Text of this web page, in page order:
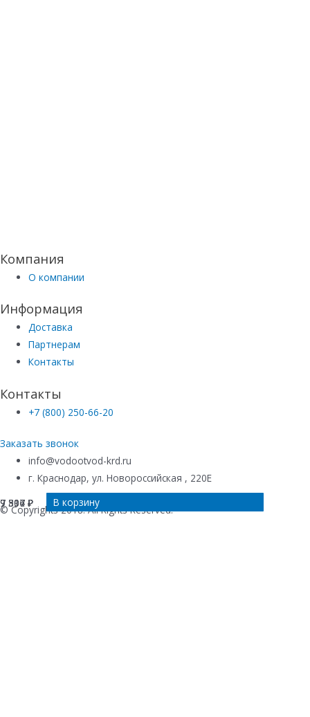
7 307 ₽ В корзину
7 307 ₽ В корзину
9 816 ₽ В корзину
9 594 ₽ В корзину
Компания
О компании
Информация
Доставка
Партнерам
Контакты
Контакты
+7 (800) 250-66-20
Заказать звонок
info@vodootvod-krd.ru
г. Краснодар, ул. Новороссийская , 220Е
© Copyrights 2018. All Rights Reserved.